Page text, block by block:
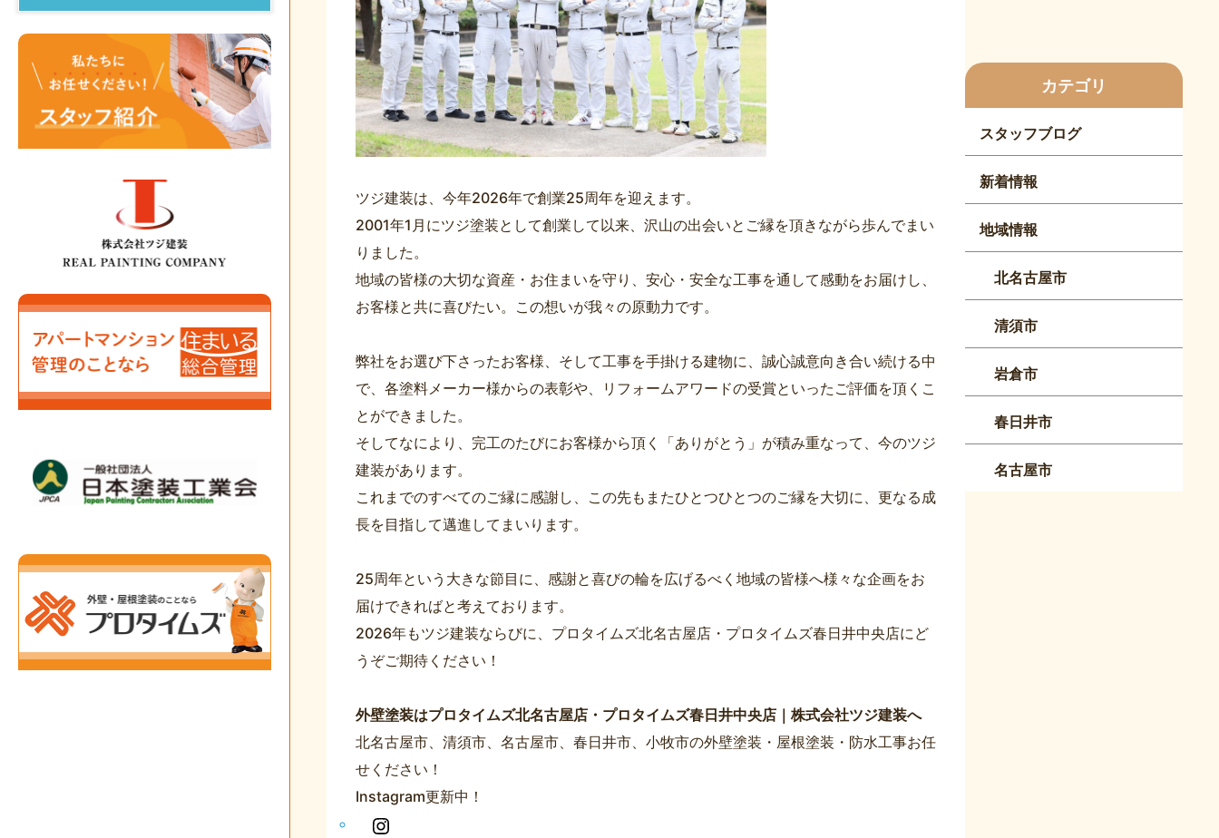
ツジ建装は、今年2026年で創業25周年を迎えます。
2001年1月にツジ塗装として創業して以来、沢山の出会いとご縁を頂きながら歩んでまい
りました。
地域の皆様の大切な資産・お住まいを守り、安心・安全な工事を通して感動をお届けし、
お客様と共に喜びたい。この想いが我々の原動力です。
弊社をお選び下さったお客様、そして工事を手掛ける建物に、誠心誠意向き合い続ける中
で、各塗料メーカー様からの表彰や、リフォームアワードの受賞といったご評価を頂くこ
とができました。
そしてなにより、完工のたびにお客様から頂く「ありがとう」が積み重なって、今のツジ
建装があります。
これまでのすべてのご縁に感謝し、この先もまたひとつひとつのご縁を大切に、更なる成
長を目指して邁進してまいります。
25周年という大きな節目に、感謝と喜びの輪を広げるべく地域の皆様へ様々な企画をお
届けできればと考えております。
2026年もツジ建装ならびに、プロタイムズ北名古屋店・プロタイムズ春日井中央店にど
うぞご期待ください！
外壁塗装はプロタイムズ北名古屋店・プロタイムズ春日井中央店｜株式会社ツジ建装へ
北名古屋市、清須市、名古屋市、春日井市、小牧市の外壁塗装・屋根塗装・防水工事お任
せください！
Instagram更新中！
In
カテゴリ
スタッフブログ
新着情報
地域情報
北名古屋市
清須市
岩倉市
春日井市
名古屋市